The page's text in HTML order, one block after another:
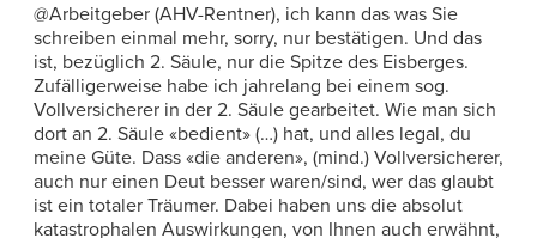
@Arbeitgeber (AHV-Rentner), ich kann das was Sie
schreiben einmal mehr, sorry, nur bestätigen. Und das
ist, bezüglich 2. Säule, nur die Spitze des Eisberges.
Zufälligerweise habe ich jahrelang bei einem sog.
Vollversicherer in der 2. Säule gearbeitet. Wie man sich
dort an 2. Säule «bedient» (…) hat, und alles legal, du
meine Güte. Dass «die anderen», (mind.) Vollversicherer,
auch nur einen Deut besser waren/sind, wer das glaubt
ist ein totaler Träumer. Dabei haben uns die absolut
katastrophalen Auswirkungen, von Ihnen auch erwähnt,